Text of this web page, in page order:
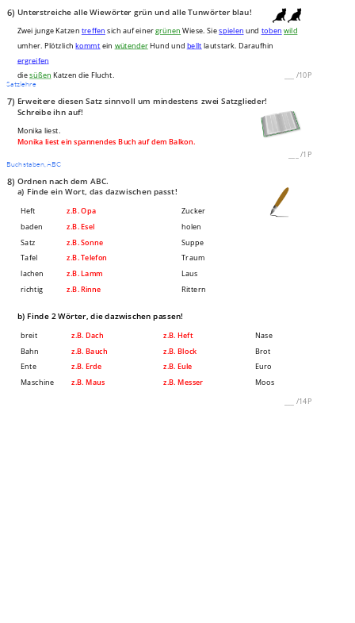
6) Unterstreiche alle Wiewörter grün und alle Tunwörter blau!
Zwei junge Katzen treffen sich auf einergrünen Wiese. Siespielen und toben wild
umher. Plötzlichkommt ein wütenderHund und bellt lautstark. Daraufhin
ergreifen
diesüßen Katzen die Flucht. /10P
Satzlehre
7) Erweitere diesen Satz sinnvoll um mindestens zwei Satzglieder!
Schreibe ihn auf!
Monika liest.
Monika liest ein spannendes Buch auf dem Balkon.
/1P
Buchstaben, ABC
8) Ordnen nach dem ABC.
a) Finde ein Wort, das dazwischen passt!
Heft z.B. Opa Zucker
baden z.B. Esel holen
Satz z.B. Sonne
Suppe
Tafel
z.B. Telefon Traum
lachen z.B. Lamm
Laus
richtig
z.B. Rinne Rittern
b) Finde 2 Wörter, die dazwischen passen!
breit z.B. Dach z.B. Heft Nase
Bahn z.B. Bauch z.B. Block
Brot
Ente
z.B. Erde z.B. Eule Euro
Maschine z.B. Maus z.B. Messer Moos
/14P